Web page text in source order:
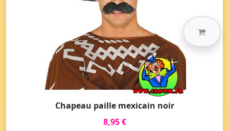
Chapeau paille mexicain noir
8,95 €